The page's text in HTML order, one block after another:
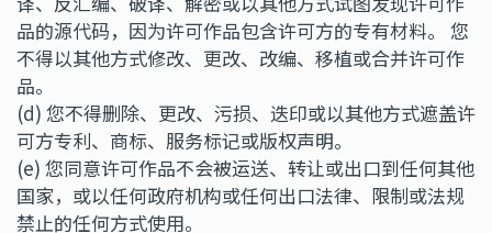
品的源代码，因为许可作品包含许可方的专有材料。 您
不得以其他方式修改、更改、改编、移植或合并许可作
品。
(d) 您不得删除、更改、污损、迭印或以其他方式遮盖许
可方专利、商标、服务标记或版权声明。
(e) 您同意许可作品不会被运送、转让或出口到任何其他
国家，或以任何政府机构或任何出口法律、限制或法规
禁止的任何方式使用。